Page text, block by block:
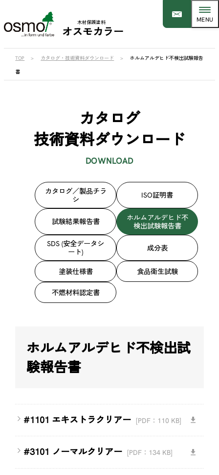
木材保護塗料
オスモカラー
TOP カタログ・技術資料ダウンロード ホルムアルデヒド不検出試験報告
書
カタログ
技術資料ダウンロード
DOWNLOAD
カタログ／製品チラ
シ
ISO証明書
試験結果報告書
ホルムアルデヒド不
検出試験報告書
SDS (安全データシ
ート)
成分表
塗装仕様書 食品衛生試験
不燃材料認定書
ホルムアルデヒド不検出試
験報告書
#1101 エキストラクリアー [PDF：110 KB]
#3101 ノーマルクリアー [PDF：134 KB]